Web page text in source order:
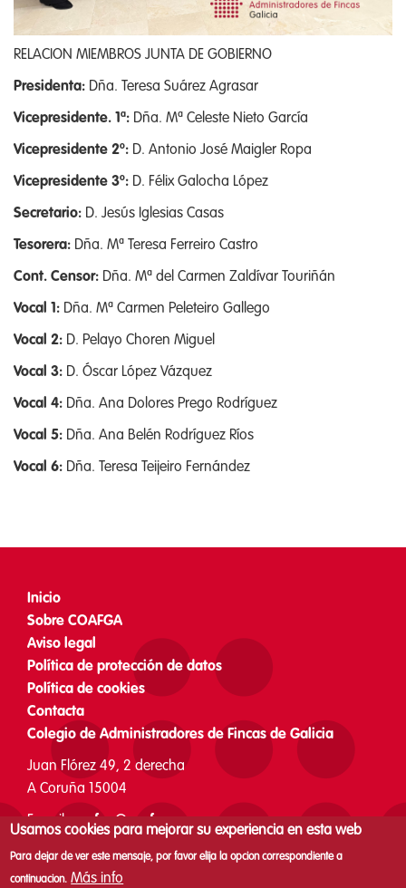
RELACION MIEMBROS JUNTA DE GOBIERNO
Presidenta: Dña. Teresa Suárez Agrasar
Vicepresidente. 1ª: Dña. Mª Celeste Nieto García
Vicepresidente 2º: D. Antonio José Maigler Ropa
Vicepresidente 3º: D. Félix Galocha López
Secretario: D. Jesús Iglesias Casas
Tesorera: Dña. Mª Teresa Ferreiro Castro
Cont. Censor: Dña. Mª del Carmen Zaldívar Touriñán
Vocal 1: Dña. Mª Carmen Peleteiro Gallego
Vocal 2: D. Pelayo Choren Miguel
Vocal 3: D. Óscar López Vázquez
Vocal 4: Dña. Ana Dolores Prego Rodríguez
Vocal 5: Dña. Ana Belén Rodríguez Ríos
Vocal 6: Dña. Teresa Teijeiro Fernández
Footer
menu
Inicio
Sobre COAFGA
Aviso legal
Política de protección de datos
Política de cookies
Contacta
Colegio de Administradores de Fincas de Galicia
Juan Flórez 49, 2 derecha
A Coruña 15004
E-mail:
coafga@coafga.org
De lunes a jueves de 8 a 16 h
Usamos cookies para mejorar su experiencia en esta web
Para dejar de ver este mensaje, por favor elija la opcion correspondiente a
continuacion. Más info